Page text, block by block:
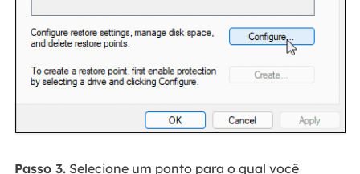
Passo 3.Selecione um ponto para o qual você